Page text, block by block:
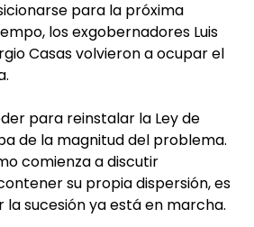
para la próxima
los exgobernadores Luis
Casas volvieron a ocupar el
para reinstalar la Ley de
de la magnitud del problema.
comienza a discutir
su propia dispersión, es
sucesión ya está en marcha.